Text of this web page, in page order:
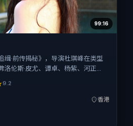
99:16
缉·前传揭秘》，导演杜琪峰在类型
洛伦斯·皮尤、谭卓、杨紫、河正
中国香港。上映时间 2019年1月11
11），全片175分钟，节奏张弛有
9.2
香港